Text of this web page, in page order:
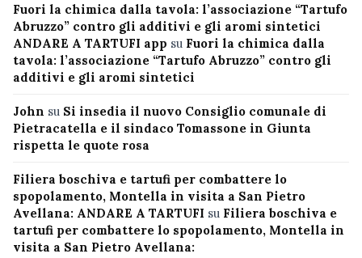
Fuori la chimica dalla tavola: l’associazione “Tartufo
Abruzzo” contro gli additivi e gli aromi sintetici
ANDARE A TARTUFI app su Fuori la chimica dalla
tavola: l’associazione “Tartufo Abruzzo” contro gli
additivi e gli aromi sintetici
John su Si insedia il nuovo Consiglio comunale di
Pietracatella e il sindaco Tomassone in Giunta
rispetta le quote rosa
Filiera boschiva e tartufi per combattere lo
spopolamento, Montella in visita a San Pietro
Avellana: ANDARE A TARTUFI su Filiera boschiva e
tartufi per combattere lo spopolamento, Montella in
visita a San Pietro Avellana: